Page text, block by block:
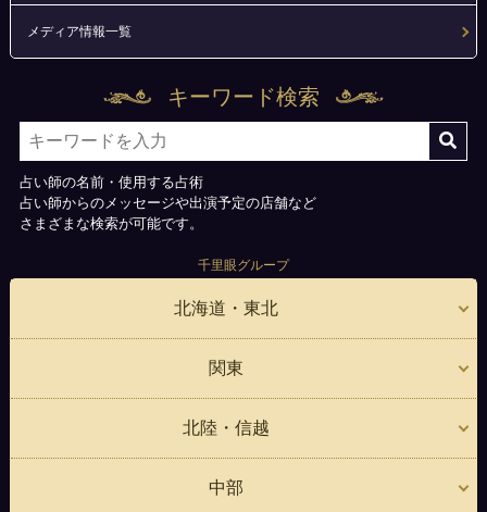
メディア情報一覧
キーワード検索
占い師の名前・使用する占術
占い師からのメッセージや出演予定の店舗など
さまざまな検索が可能です。
千里眼グループ
北海道・東北
関東
北陸・信越
中部